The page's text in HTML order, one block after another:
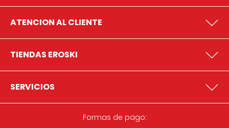
ATENCION AL CLIENTE
TIENDAS EROSKI
SERVICIOS
Formas de pago: